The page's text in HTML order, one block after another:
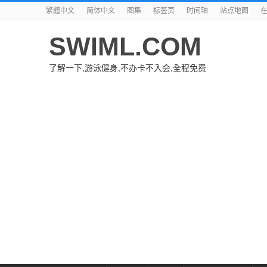
繁體中文 简体中文 图集 标签页 时间轴 站点地图
SWIML.COM
了解一下,游泳健身,不办卡不入会,全程免费